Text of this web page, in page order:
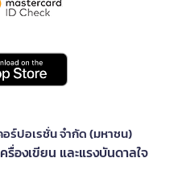
อร์ปอเรชั่น จำกัด (มหาชน)
องเขียน และแรงบันดาลใจ